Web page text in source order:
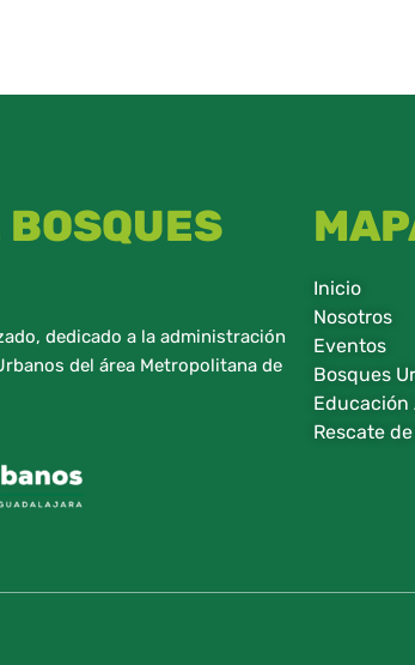
dedicado a la administración
del área Metropolitana de
Inicio
Nosotros
Eventos
Bosques
Educación
Rescate